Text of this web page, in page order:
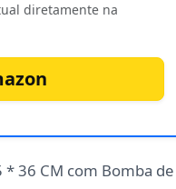
diretamente na
* 36 CM com Bomba de